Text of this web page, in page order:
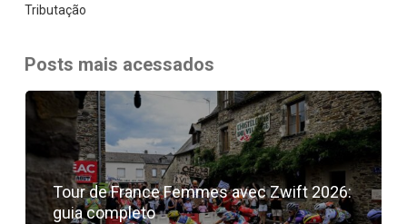
Tributação
Posts mais acessados
Tour de France Femmes avec Zwift 2026:
guia completo